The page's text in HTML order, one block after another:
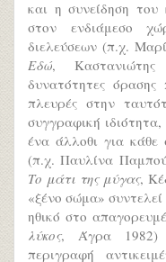
και η συνείδηση
στον ενδιάμεσο
διελεύσεων (π.χ.
Εδώ,
δυνατότητες όρασης
πλευρές στην
συγγραφική
ένα άλλοθι για κάθε
(π.χ. Παυλίνα
Το μάτι της μύγας,
«ξένο σώμα»
ηθικό στο
λύκος, Άγρα 1982)
περιγραφή